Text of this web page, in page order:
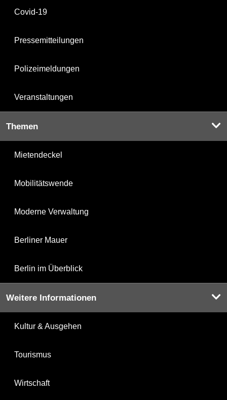
Covid-19
Pressemitteilungen
Polizeimeldungen
Veranstaltungen
Themen
Mietendeckel
Mobilitätswende
Moderne Verwaltung
Berliner Mauer
Berlin im Überblick
Weitere Informationen
Kultur & Ausgehen
Tourismus
Wirtschaft